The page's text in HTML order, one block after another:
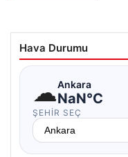
Hava Durumu
☁Ankara
NaN°C
ŞEHIR SEÇ